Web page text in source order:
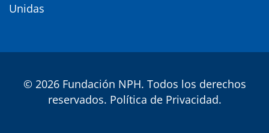
Unidas
© 2026 Fundación NPH. Todos los derechos
reservados. Política de Privacidad.